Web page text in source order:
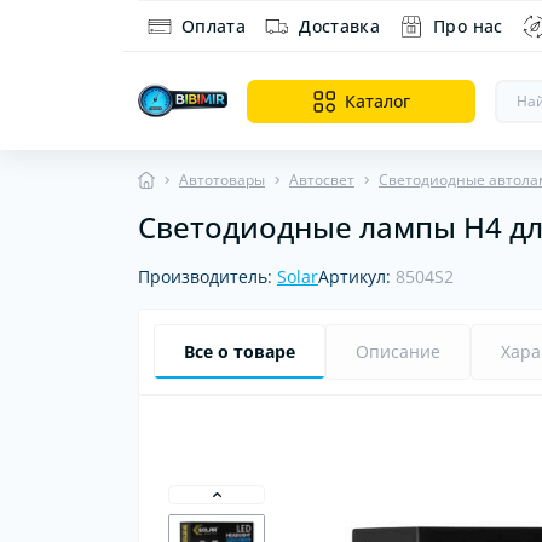
Оплата Доставка Про нас
Каталог
Автотовары Автосвет Светодиодные
Светодиодные лампы Н4
Производитель: SolarАртикул: 8504S2
Все о товаре Описание